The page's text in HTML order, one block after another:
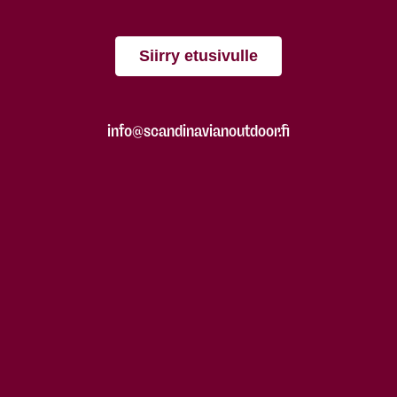
Siirry etusivulle
info@scandinavianoutdoor.fi